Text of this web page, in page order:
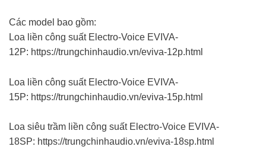
Các model bao gồm:
Loa liền công suất Electro-Voice EVIVA-
12P: https://trungchinhaudio.vn/eviva-12p.html
Loa liền công suất Electro-Voice EVIVA-
15P: https://trungchinhaudio.vn/eviva-15p.html
Loa siêu trầm liền công suất Electro-Voice EVIVA-
18SP: https://trungchinhaudio.vn/eviva-18sp.html